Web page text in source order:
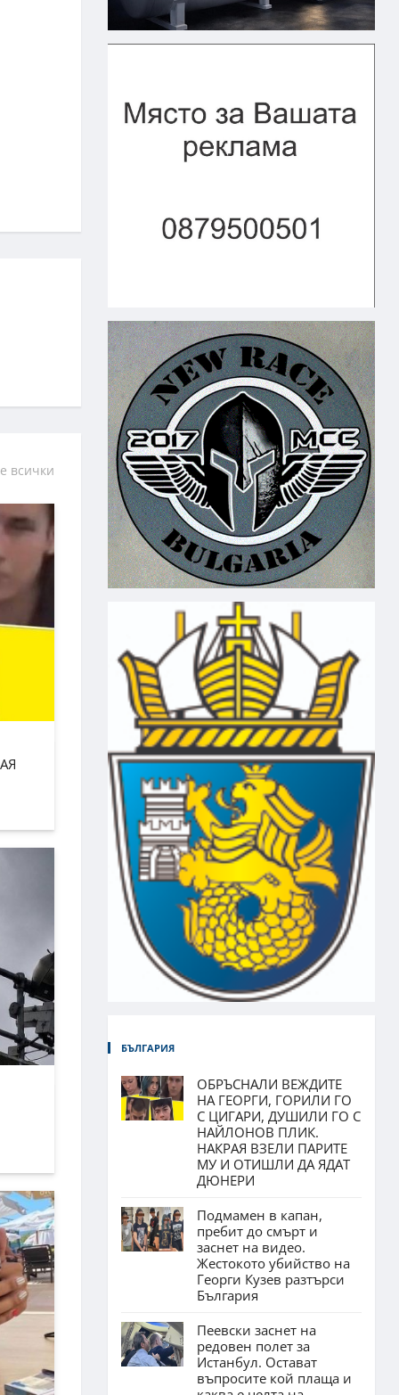
всички
БЪЛГАРИЯ
ОБРЪСНАЛИ ВЕЖДИТЕ
НА ГЕОРГИ, ГОРИЛИ ГО
С ЦИГАРИ, ДУШИЛИ ГО С
НАЙЛОНОВ ПЛИК.
НАКРАЯ ВЗЕЛИ ПАРИТЕ
МУ И ОТИШЛИ ДА ЯДАТ
ДЮНЕРИ
Подмамен в капан,
пребит до смърт и
заснет на видео.
Жестокото убийство на
Георги Кузев разтърси
България
Пеевски заснет на
редовен полет за
Истанбул. Остават
въпросите кой плаща и